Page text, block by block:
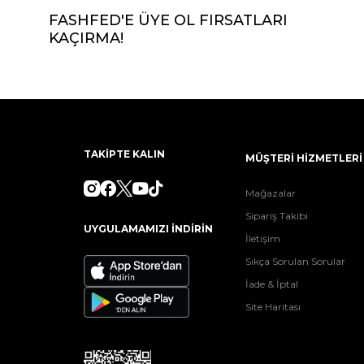
FASHFED'E ÜYE OL FIRSATLARI
KAÇIRMA!
TAKİPTE KALIN
UYGULAMAMIZI İNDİRİN
MÜŞTERİ HİZMETLERİ
Mağazalar
Sipariş Takibi
İletişim
Sıkça Sorulan Sorular
İade & İptal
Site Haritası